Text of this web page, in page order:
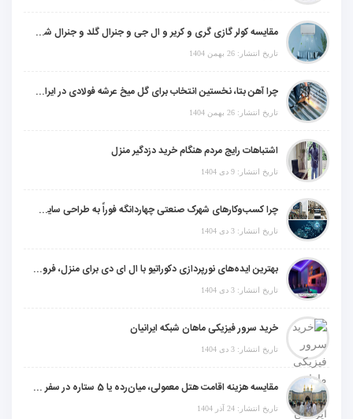
مقایسه کولر گازی گری و کریر و ال جی و جنرال گلد و جنرال شکار و سامسونگ و یونیوا
تاریخ انتشار: 26 بهمن 1404
چرا آهن بتا، نخستین انتخاب برای گل میخ عرشه فولادی در ایران است؟
تاریخ انتشار: 26 بهمن 1404
اشتباهات رایج مردم هنگام خرید دزدگیر منزل
تاریخ انتشار: 9 دی 1404
چرا کسب‌وکارهای شهرک صنعتی چهاردانگه فوراً به طراحی سایت نیاز دارند؟
تاریخ انتشار: 3 دی 1404
بهترین ایده‌های نورپردازی دکوراتیو با ال ای دی برای منزل، فروشگاه و دفتر کار
تاریخ انتشار: 3 دی 1404
خرید سرور فیزیکی ماهان شبکه ایرانیان
تاریخ انتشار: 3 دی 1404
مقایسه هزینه اقامت هتل معمولی، میان‌رده یا 5 ستاره در سفر زیارتی عراق
تاریخ انتشار: 24 آذر 1404